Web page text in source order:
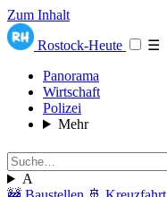
Zum Inhalt
Rostock-Heute
☰
Panorama
Wirtschaft
Polizei
Mehr
A